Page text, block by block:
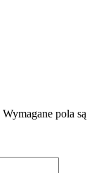
Wymagane pola są